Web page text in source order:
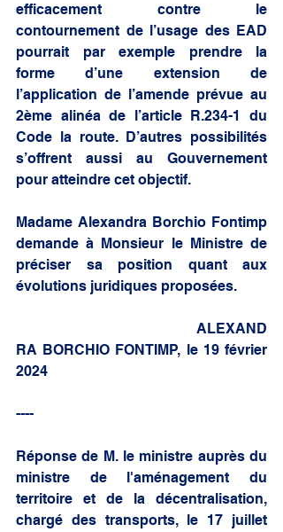
efficacement contre le
contournement de l’usage des EAD
pourrait par exemple prendre la
forme d’une extension de
l’application de l’amende prévue au
2ème alinéa de l’article R.234-1 du
Code la route. D’autres possibilités
s’offrent aussi au Gouvernement
pour atteindre cet objectif.
Madame Alexandra Borchio Fontimp
demande à Monsieur le Ministre de
préciser sa position quant aux
évolutions juridiques proposées.
RA BORCHIO FONTIMP, le 19 février
2024
----
Réponse de M. le ministre auprès du
ministre de l'aménagement du
territoire et de la décentralisation,
chargé des transports, le 17 juillet